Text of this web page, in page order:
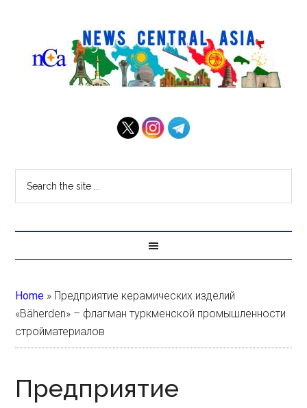
Home » Предприятие керамических изделий
«Bäherden» – флагман туркменской промышленности
стройматериалов
Предприятие